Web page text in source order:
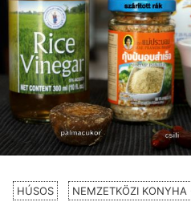
HÚSOS NEMZETKÖZI KONYHA